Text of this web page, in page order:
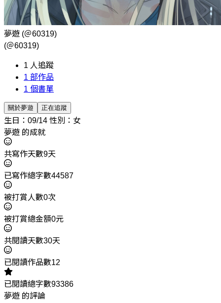
夢遊 (＠60319)
(＠60319)
1 人追蹤
1 部作品
1 個書單
關於夢遊 正在追蹤
生日：09/14 性別：女
夢遊 的成就
共寫作天數9天
已寫作總字數44587
被打賞人數0次
被打賞總金額0元
共閱讀天數30天
已閱讀作品數12
已閱讀總字數93386
夢遊 的評論